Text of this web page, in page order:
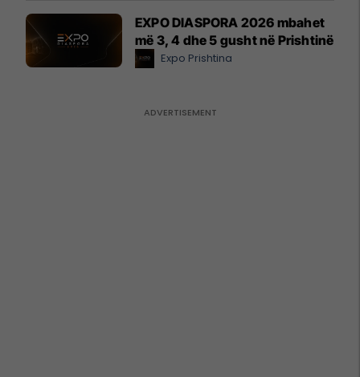
EXPO DIASPORA 2026 mbahet
më 3, 4 dhe 5 gusht në Prishtinë
Expo Prishtina